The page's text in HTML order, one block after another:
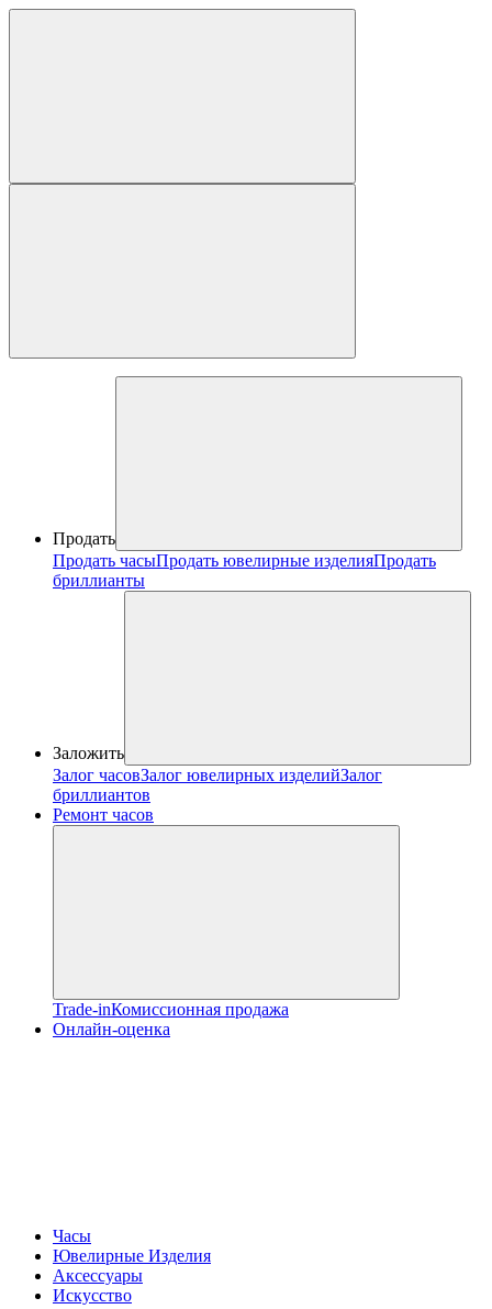
Продать
Продать часыПродать ювелирные изделияПродать
бриллианты
Заложить
Залог часовЗалог ювелирных изделийЗалог
бриллиантов
Ремонт часов
Trade-inКомиссионная продажа
Онлайн-оценка
Часы
Ювелирные Изделия
Аксессуары
Искусство